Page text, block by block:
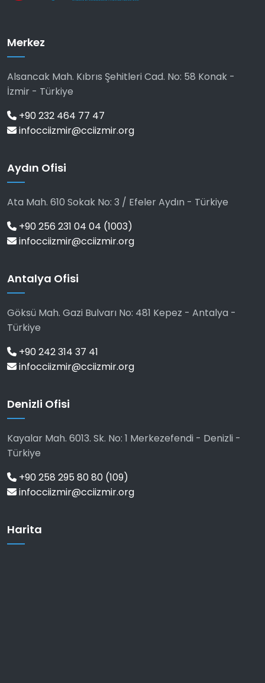
Merkez
Alsancak Mah. Kıbrıs Şehitleri Cad. No: 58 Konak -
İzmir - Türkiye
+90 232 464 77 47
infocciizmir@cciizmir.org
Aydın Ofisi
Ata Mah. 610 Sokak No: 3 / Efeler Aydın - Türkiye
+90 256 231 04 04 (1003)
infocciizmir@cciizmir.org
Antalya Ofisi
Göksü Mah. Gazi Bulvarı No: 481 Kepez - Antalya -
Türkiye
+90 242 314 37 41
infocciizmir@cciizmir.org
Denizli Ofisi
Kayalar Mah. 6013. Sk. No: 1 Merkezefendi - Denizli -
Türkiye
+90 258 295 80 80 (109)
infocciizmir@cciizmir.org
Harita